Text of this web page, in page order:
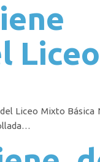
Liceo Mixto